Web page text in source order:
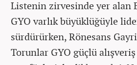
Listenin zirvesinde yer alan
GYO varlık büyüklüğüyle
sürdürürken, Rönesans
Torunlar GYO güçlü